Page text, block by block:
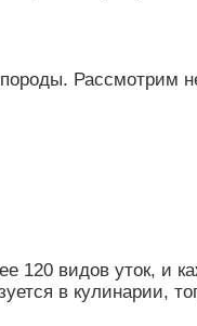
Рассмотрим
120 видов уток,
в кулинарии,